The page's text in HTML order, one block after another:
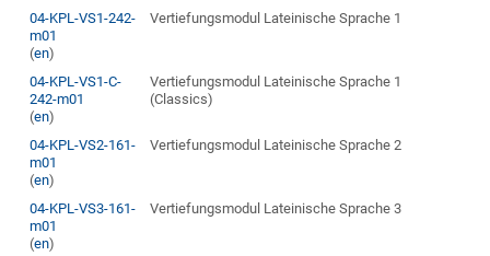
04-KPL-VS1-242-
m01
(en)
Vertiefungsmodul Lateinische Sprache 1
04-KPL-VS1-C-
242-m01
(en)
Vertiefungsmodul Lateinische Sprache 1
(Classics)
04-KPL-VS2-161-
m01
(en)
Vertiefungsmodul Lateinische Sprache 2
04-KPL-VS3-161-
m01
(en)
Vertiefungsmodul Lateinische Sprache 3